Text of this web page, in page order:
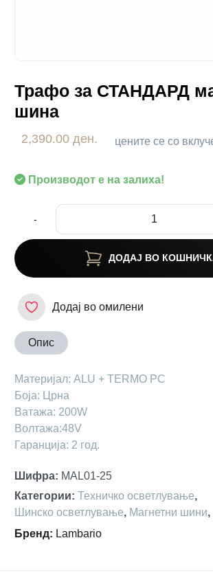
Трафо за СТАНДАРД
шина
2,390.00 ден. цените се со
Производот е на залиха!
-
ДОДАЈ ВО
Додај во омилени
Опис
Материјал: АLU + TERMO PC
Боја: Црна
Ватажа: 200W
Волтажа:48V
Гаранција: 2 год.
Шифра: MAL01-25
Категории: Техничко осветлување,
Шинско осветлување, Магнетни шини,
Бренд: Lambario